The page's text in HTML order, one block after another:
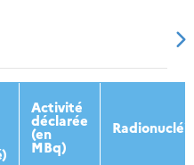
2015 2016
Activité
déclarée
(en
MBq)